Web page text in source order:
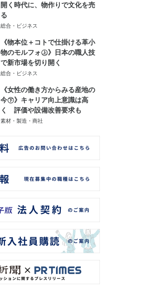
開く時代に、物作りで文化を売
る
総合・ビジネス
《物本位＋コトで仕掛ける革小
物のモルフォ㊤》日本の職人技
で新市場を切り開く
総合・ビジネス
《女性の働き方からみる産地の
今㊦》キャリア向上意識は高
く 評価や設備改善要求も
素材・製造・商社